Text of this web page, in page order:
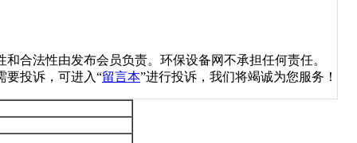
合法性由发布会员负责。环保设备网不承担任何责任。
要投诉，可进入“留言本”进行投诉，我们将竭诚为您服务！